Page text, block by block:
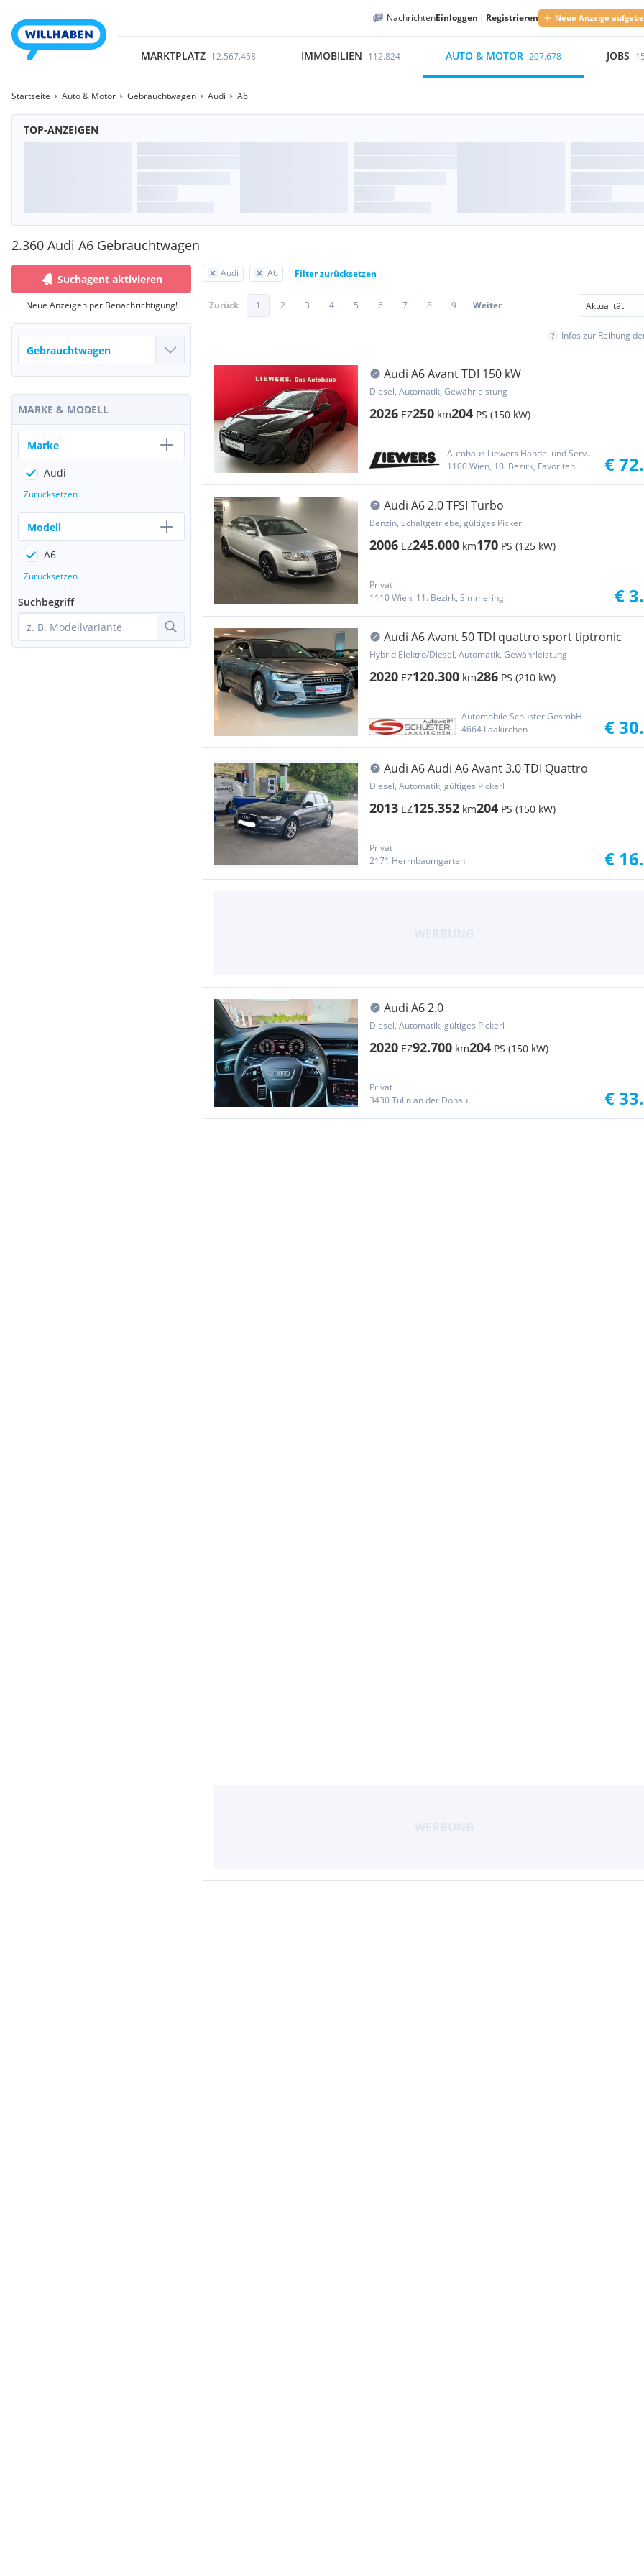
NachrichtenEinloggen | Registrieren Neue Anzeige
MARKTPLATZ 12.567.458 IMMOBILIEN 112.824 AUTO & MOTOR 207.678 JOBS
Startseite Auto & Motor Gebrauchtwagen Audi A6
TOP-ANZEIGEN
2.360 Audi A6 Gebrauchtwagen
Audi A6 Filter zurücksetzen
Zurück 1 2 3 4 5 6 7 8 9 Weiter
Infos zur Reihung
Audi A6 Avant TDI 150 kW
Diesel, Automatik, Gewährleistung
2026 EZ250 km204 PS (150 kW)
Autohaus Liewers Handel und Service GmbH
1100 Wien, 10. Bezirk, Favoriten
€
Audi A6 2.0 TFSI Turbo
Benzin, Schaltgetriebe, gültiges Pickerl
2006 EZ245.000 km170 PS (125 kW)
Privat
1110 Wien, 11. Bezirk, Simmering
€
Audi A6 Avant 50 TDI quattro sport tiptronic
Hybrid Elektro/Diesel, Automatik, Gewährleistung
2020 EZ120.300 km286 PS (210 kW)
Automobile Schuster GesmbH
4664 Laakirchen
€
Audi A6 Audi A6 Avant 3.0 TDI Quattro
Diesel, Automatik, gültiges Pickerl
2013 EZ125.352 km204 PS (150 kW)
Privat
2171 Herrnbaumgarten
€
Audi A6 2.0
Diesel, Automatik, gültiges Pickerl
2020 EZ92.700 km204 PS (150 kW)
Privat
3430 Tulln an der Donau
€
Suchagent aktivieren
Neue Anzeigen per Benachrichtigung!
MARKE & MODELL
Marke
Audi
Zurücksetzen
Modell
A6
Zurücksetzen
Suchbegriff